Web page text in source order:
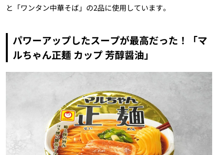
と「ワンタン中華そば」の2品に使用しています。
パワーアップしたスープが最高だった！「マ
ルちゃん正麺 カップ 芳醇醤油」